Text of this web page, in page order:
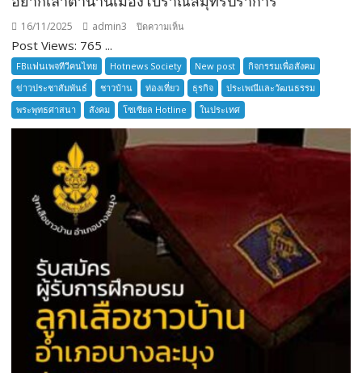
16/11/2025 admin3 ปิดความเห็น
เล่า
ตำนาน
เมือง
โบราณ
สมุทรปราการ
Post Views: 765 ...
FBแฟนเพจทีวีคนไทย Hotnews Society New post
กิจกรรมเพื่อสังคม
ข่าวประชาสัมพันธ์
ชาวบ้าน ท่องเที่ยว ธุรกิจ
ประเพณีและวัฒนธรรม
พระพุทธศาสนา
สังคม โซเซียล Hotline ในประเทศ